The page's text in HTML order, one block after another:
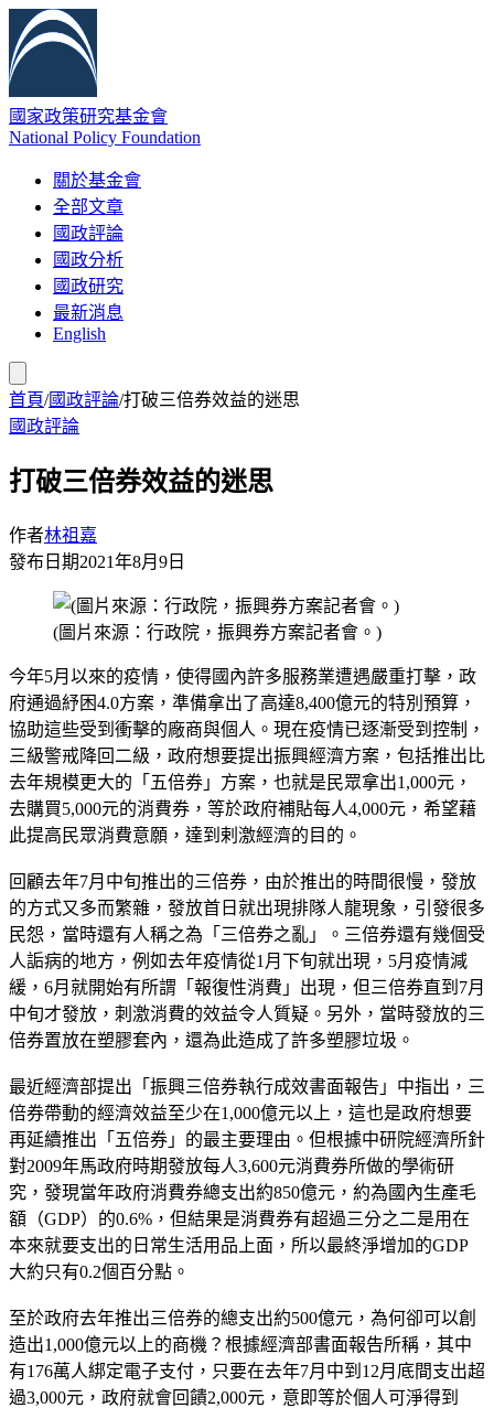
國家政策研究基金會
National Policy Foundation
關於基金會
全部文章
國政評論
國政分析
國政研究
最新消息
English
首頁/國政評論/打破三倍券效益的迷思
國政評論
打破三倍券效益的迷思
作者林祖嘉
發布日期2021年8月9日
(圖片來源：行政院，振興券方案記者會。)
今年5月以來的疫情，使得國內許多服務業遭遇嚴重打擊，政
府通過紓困4.0方案，準備拿出了高達8,400億元的特別預算，
協助這些受到衝擊的廠商與個人。現在疫情已逐漸受到控制，
三級警戒降回二級，政府想要提出振興經濟方案，包括推出比
去年規模更大的「五倍券」方案，也就是民眾拿出1,000元，
去購買5,000元的消費券，等於政府補貼每人4,000元，希望藉
此提高民眾消費意願，達到剌激經濟的目的。
回顧去年7月中旬推出的三倍券，由於推出的時間很慢，發放
的方式又多而繁雜，發放首日就出現排隊人龍現象，引發很多
民怨，當時還有人稱之為「三倍券之亂」。三倍券還有幾個受
人詬病的地方，例如去年疫情從1月下旬就出現，5月疫情減
緩，6月就開始有所謂「報復性消費」出現，但三倍券直到7月
中旬才發放，刺激消費的效益令人質疑。另外，當時發放的三
倍券置放在塑膠套內，還為此造成了許多塑膠垃圾。
最近經濟部提出「振興三倍券執行成效書面報告」中指出，三
倍券帶動的經濟效益至少在1,000億元以上，這也是政府想要
再延續推出「五倍券」的最主要理由。但根據中研院經濟所針
對2009年馬政府時期發放每人3,600元消費券所做的學術研
究，發現當年政府消費券總支出約850億元，約為國內生產毛
額（GDP）的0.6%，但結果是消費券有超過三分之二是用在
本來就要支出的日常生活用品上面，所以最終淨增加的GDP
大約只有0.2個百分點。
至於政府去年推出三倍券的總支出約500億元，為何卻可以創
造出1,000億元以上的商機？根據經濟部書面報告所稱，其中
有176萬人綁定電子支付，只要在去年7月中到12月底間支出超
過3,000元，政府就會回饋2,000元，意即等於個人可淨得到